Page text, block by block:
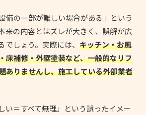
備の一部が難しい場合がある」という
来の内容とはズレが大きく、誤解が広
しょう。実際には、 キッチン・お風
床補修・外壁塗装など、一般的なリフ
ありませんし、施工している外部業者
い＝すべて無理」という誤ったイメー